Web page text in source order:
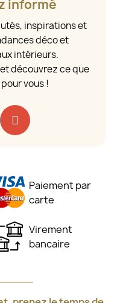
informé
inspirations et
déco et
intérieurs.
découvrez ce que
vous !
Paiement par
carte
Virement
bancaire